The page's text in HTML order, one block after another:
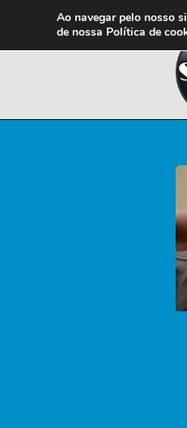
Ao navegar pelo nosso
de nossa Política de